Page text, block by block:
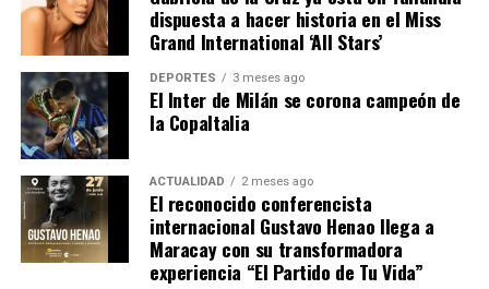
Compartir
dispuesta a hacer historia en el Miss
Grand International ‘All Stars’
DEPORTES 3 meses ago
El Inter de Milán se corona campeón de
la CopaItalia
ACTUALIDAD 2 meses ago
El reconocido conferencista
internacional Gustavo Henao llega a
Maracay con su transformadora
experiencia “El Partido de Tu Vida”